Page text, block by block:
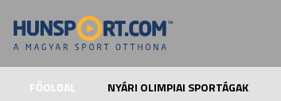
FŐOLDAL NYÁRI OLIMPIAI SPORTÁGAK